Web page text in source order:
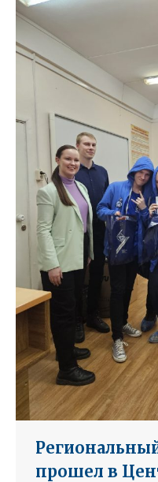
прошел в